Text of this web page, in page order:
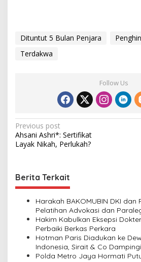
Dituntut 5 Bulan Penjara
Terdakwa
Follow Us
P
o
t
n
Previous post
Ahsani Ashri*: Sertifikat
Layak Nikah, Perlukah?
Berita Terkait
Harakah BAKOMUBIN DKI dan
Pelatihan Advokasi dan
Masyarakat
Hakim Kabulkan Eksepsi
Perbaiki Berkas Perkara
Hotman Paris Diadukan ke
Indonesia, Sirait & Co
Polda Metro Jaya Hormati